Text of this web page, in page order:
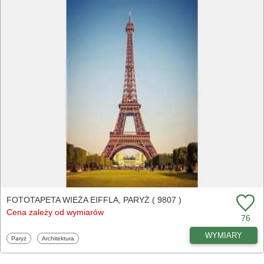
FOTOTAPETA WIEŻA EIFFLA, PARYŻ ( 9807 )
Cena zależy od wymiarów
76
Fototapety
Paryż Fototapety
Architektura WYMIARY